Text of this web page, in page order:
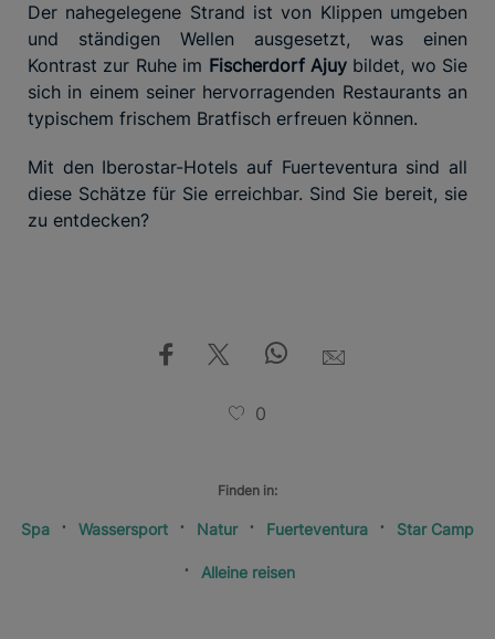
Der nahegelegene Strand ist von Klippen umgeben
und ständigen Wellen ausgesetzt, was einen
Kontrast zur Ruhe im Fischerdorf Ajuybildet, wo Sie
sich in einem seiner hervorragenden Restaurants an
typischem frischem Bratfisch erfreuen können.
Mit den Iberostar-Hotels auf Fuerteventura sind all
diese Schätze für Sie erreichbar. Sind Sie bereit, sie
zu entdecken?
0
Finden in:
Spa Wassersport Natur Fuerteventura Star Camp
Alleine reisen